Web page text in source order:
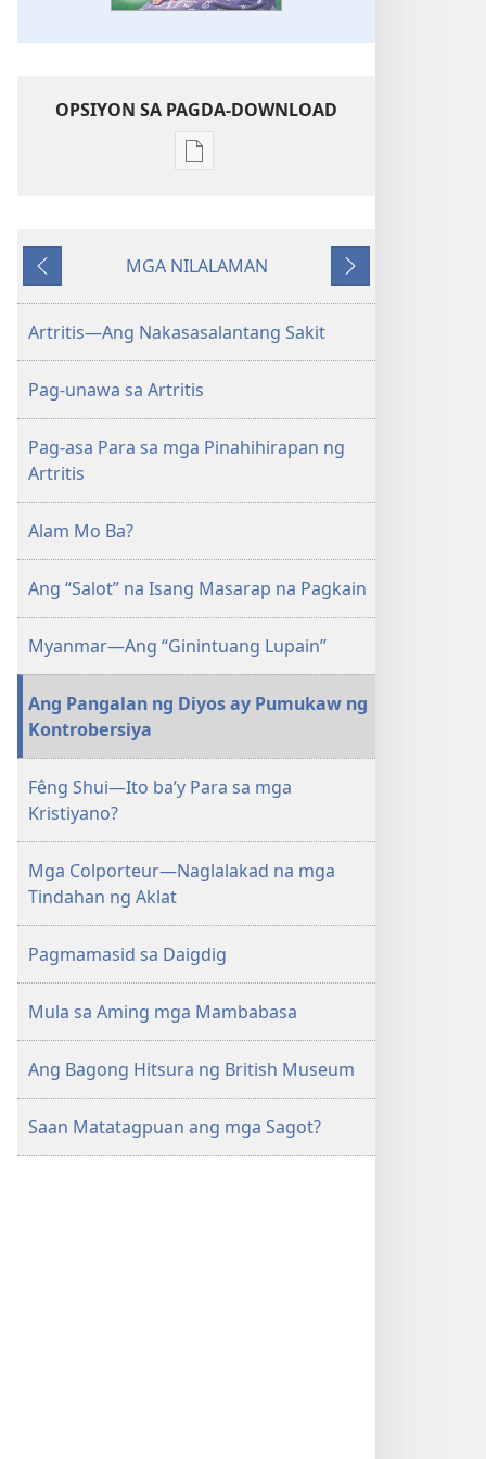
OPSIYON SA PAGDA-DOWNLOAD
Opsiyon
ng
MAGASIN
Disyembre 8,
Nauna
MGA NILALAMAN
Susunod
Artritis—Ang Nakasasalantang Sakit
Pag-unawa sa Artritis
Pag-asa Para sa mga Pinahihirapan ng
Artritis
Alam Mo Ba?
Ang “Salot” na Isang Masarap na Pagkain
Myanmar—Ang “Ginintuang Lupain”
Ang Pangalan ng Diyos ay Pumukaw ng
Kontrobersiya
Fêng Shui—Ito ba’y Para sa mga
Kristiyano?
Mga Colporteur—Naglalakad na mga
Tindahan ng Aklat
Pagmamasid sa Daigdig
Mula sa Aming mga Mambabasa
Ang Bagong Hitsura ng British Museum
Saan Matatagpuan ang mga Sagot?